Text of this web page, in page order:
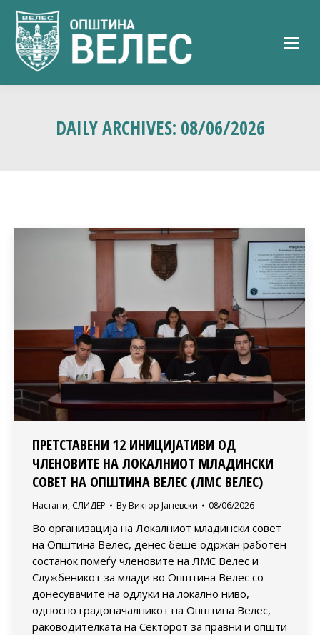
DAILY ARCHIVES: 08/06/2026
ПРЕТСТАВЕНИ 12 ИНИЦИЈАТИВИ ОД
ЧЛЕНОВИТЕ НА ЛОКАЛНИОТ МЛАДИНСКИ
СОВЕТ НА ОПШТИНА ВЕЛЕС (ЛМС ВЕЛЕС)
Настани, СЛИДЕР By Виктор Јаневски 08/06/2026
Во организација на Локалниот младински совет
на Општина Велес, денес беше одржан работен
состанок помеѓу членовите на ЛМС Велес и
Службеникот за млади во Општина Велес со
донесувачите на одлуки на локално ниво,
односно градоначалникот на Општина Велес,
раководителката на Секторот за правни и општи